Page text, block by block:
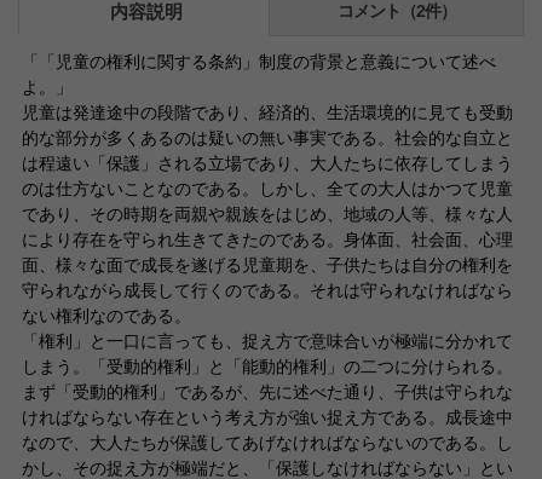
内容説明 コメント（2件）
「「児童の権利に関する条約」制度の背景と意義について述べ
よ。」
児童は発達途中の段階であり、経済的、生活環境的に見ても受動
的な部分が多くあるのは疑いの無い事実である。社会的な自立と
は程遠い「保護」される立場であり、大人たちに依存してしまう
のは仕方ないことなのである。しかし、全ての大人はかつて児童
であり、その時期を両親や親族をはじめ、地域の人等、様々な人
により存在を守られ生きてきたのである。身体面、社会面、心理
面、様々な面で成長を遂げる児童期を、子供たちは自分の権利を
守られながら成長して行くのである。それは守られなければなら
ない権利なのである。
「権利」と一口に言っても、捉え方で意味合いが極端に分かれて
しまう。「受動的権利」と「能動的権利」の二つに分けられる。
まず「受動的権利」であるが、先に述べた通り、子供は守られな
ければならない存在という考え方が強い捉え方である。成長途中
なので、大人たちが保護してあげなければならないのである。し
かし、その捉え方が極端だと、「保護しなければならない」とい